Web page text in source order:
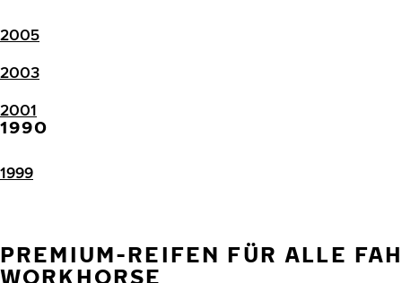
2005
2003
2001
1990
1999
PREMIUM-REIFEN FÜR ALLE
WORKHORSE